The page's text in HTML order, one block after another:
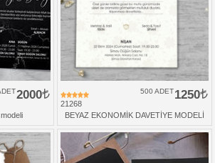
2000
21268
1250
500 ADET
BEYAZ EKONOMİK DAVETİYE MODELİ